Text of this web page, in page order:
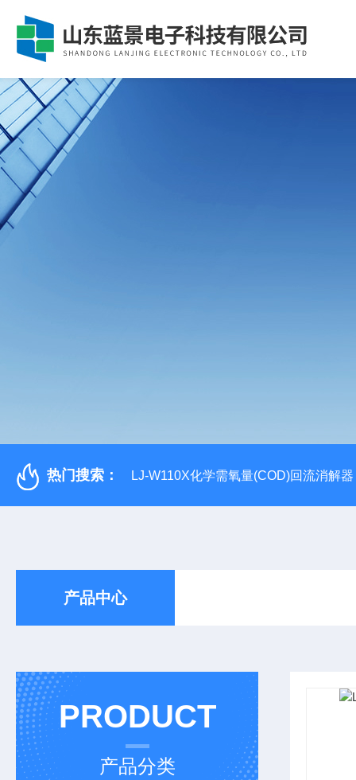
热门搜索： LJ-W110X化学需氧量(COD)回流消解器
产品中心
PRODUCT
产品分类